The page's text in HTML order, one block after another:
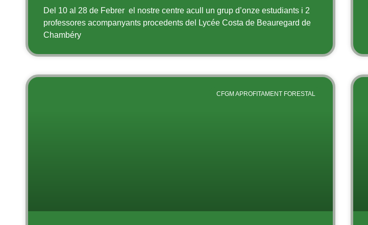
Del 10 al 28 de Febrer el nostre centre acull un grup d’onze estudiants i 2
professores acompanyants procedents del Lycée Costa de Beauregard de
Chambéry
CFGM APROFITAMENT FORESTAL